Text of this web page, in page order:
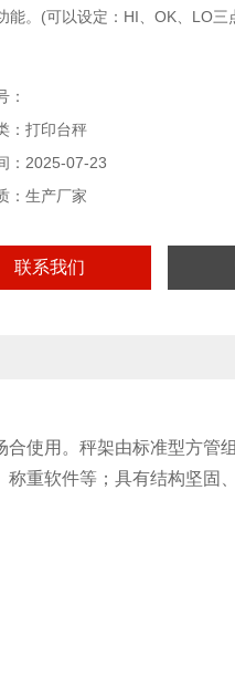
能。(可以设定：HI、OK、LO三
：
：打印台秤
：2025-07-23
：生产厂家
联系我们
使用。秤架由标准型方管
重软件等；具有结构坚固